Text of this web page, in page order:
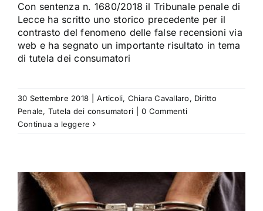
Con sentenza n. 1680/2018 il Tribunale penale di
Lecce ha scritto uno storico precedente per il
contrasto del fenomeno delle false recensioni via
web e ha segnato un importante risultato in tema
di tutela dei consumatori
30 Settembre 2018 Articoli, Chiara Cavallaro, Diritto
Penale, Tutela dei consumatori
0 Commenti
Continua a leggere